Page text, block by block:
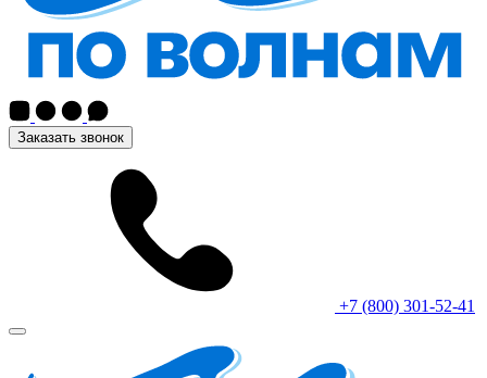
Заказать звонок
+7 (800) 301-52-41